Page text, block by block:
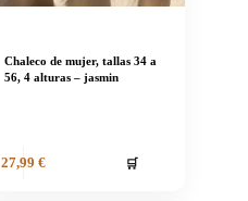
Chaleco de mujer, tallas 34 a
56, 4 alturas – jasmin
27,99 € 🛒